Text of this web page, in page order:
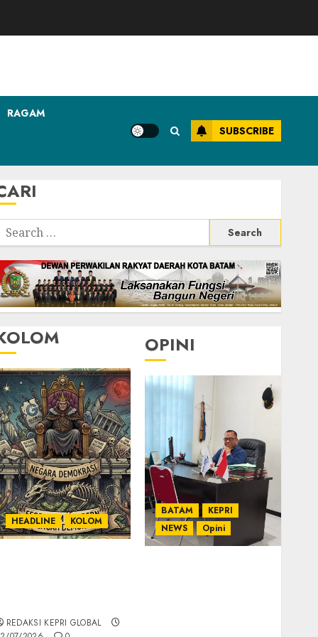
RAGAM
SUBSCRIBE
Search
HEADLINE KOLOM
REDAKSI KEPRI GLOBAL
OPINI
BATAM
KEPRI
NEWS
Opini